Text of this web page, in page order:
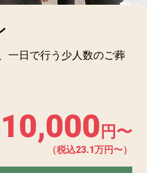
一日で行う少人数のご葬
円〜
（税込23.1万円〜）